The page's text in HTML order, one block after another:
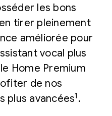
les bons
tirer pleinement
améliorée pour
vocal plus
Home Premium
de nos
plus avancées1 .